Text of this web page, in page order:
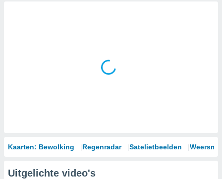
Kaarten: Bewolking Regenradar Satelietbeelden
Uitgelichte video's